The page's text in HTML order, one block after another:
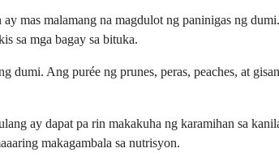
mas malamang na magdulot ng paninigas ng
sa mga bagay sa bituka.
dumi. Ang purée ng prunes, peras, peaches, at
ay dapat pa rin makakuha ng karamihan sa
makagambala sa nutrisyon.